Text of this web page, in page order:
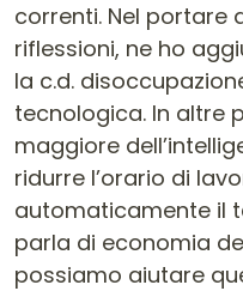
correnti. Nel portare
riflessioni, ne ho
la c.d.
tecnologica. In altre
maggiore
ridurre l’orario di
automaticamente il
parla di economia
possiamo aiutare